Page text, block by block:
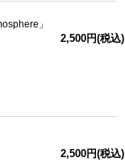
」
2,500円(税込)
2,500円(税込)